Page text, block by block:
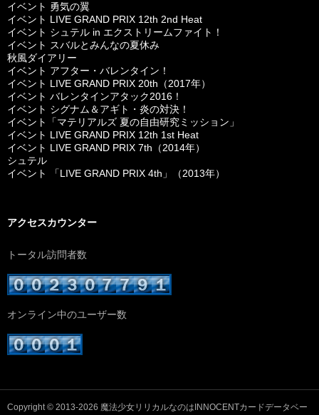
イベント 勇気の翼
イベント LIVE GRAND PRIX 12th 2nd Heat
イベント シュテル in エクストリームファイト！
イベント スバルとみんなの夏休み
秋風ダイアリー
イベント アフター・バレンタイン！
イベント LIVE GRAND PRIX 20th（2017年）
イベント バレンタインアタック2016！
イベント シグナム＆アギト・炎の対決！
イベント「マテリアルズ 夏の自由研究ミッション」
イベント LIVE GRAND PRIX 12th 1st Heat
イベント LIVE GRAND PRIX 7th（2014年）
シュテル
イベント 「LIVE GRAND PRIX 4th」（2013年）
アクセスカウンター
トータル訪問者数
オンライン中のユーザー数
Copyright © 2013-2026 魔法少女リリカルなのはINNOCENTカードデータベー